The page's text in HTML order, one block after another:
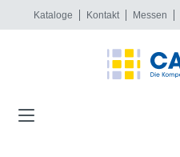
springen
Kataloge Kontakt Messen